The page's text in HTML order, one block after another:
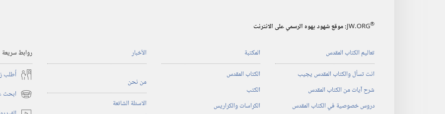
JW.ORG® :‏ موقع شهود يهوه الرسمي على الانترنت
تعاليم الكتاب المقدس
انت تسأل والكتاب المقدس يجيب
شرح آيات من الكتاب المقدس
دروس خصوصية في الكتاب المقدس
المكتبة
الكتاب المقدس
الكتب
الكراسات والكراريس
الأخبار
من نحن
الاسئلة الشائعة
روابط سريعة
أُطلب
ابحث (يفتح
نافذة